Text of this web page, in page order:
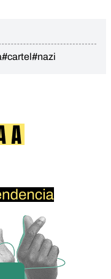
#cartel#nazi